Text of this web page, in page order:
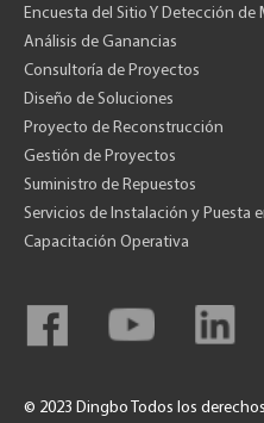
Encuesta del Sitio Y Detección de
Análisis de Ganancias
Consultoría de Proyectos
Diseño de Soluciones
Proyecto de Reconstrucción
Gestión de Proyectos
Suministro de Repuestos
Servicios de Instalación y Puesta
Capacitación Operativa
© 2023 Dingbo Todos los